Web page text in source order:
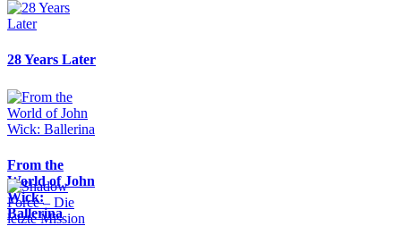
28 Years Later
From the
World of John
Wick:
Ballerina